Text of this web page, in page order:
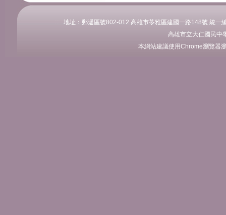
:::
地址：郵遞區號802-012 高雄市苓雅區建國一路148號 統
高雄市立大仁國民中
本網站建議使用Chrome瀏覽器